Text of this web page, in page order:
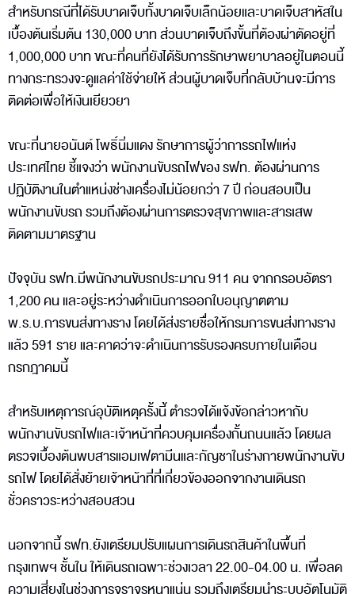
สำหรับกรณีที่ได้รับบาดเจ็บทั้งบาดเจ็บเล็กน้อยและบาดเจ็บสาหัสใน
เบื้องต้นเริ่มต้น 130,000 บาท ส่วนบาดเจ็บถึงขั้นที่ต้องผ่าตัดอยู่ที่
1,000,000 บาท ขณะที่คนที่ยังได้รับการรักษาพยาบาลอยู่ในตอนนี้
ทางกระทรวงจะดูแลค่าใช้จ่ายให้ ส่วนผู้บาดเจ็บที่กลับบ้านจะมีการ
ติดต่อเพื่อให้เงินเยียวยา
ขณะที่นายอนันต์ โพธิ์นิ่มแดง รักษาการผู้ว่าการรถไฟแห่ง
ประเทศไทย ชี้แจงว่า พนักงานขับรถไฟของ รฟท. ต้องผ่านการ
ปฏิบัติงานในตำแหน่งช่างเครื่องไม่น้อยกว่า 7 ปี ก่อนสอบเป็น
พนักงานขับรถ รวมถึงต้องผ่านการตรวจสุขภาพและสารเสพ
ติดตามมาตรฐาน
ปัจจุบัน รฟท.มีพนักงานขับรถประมาณ 911 คน จากกรอบอัตรา
1,200 คน และอยู่ระหว่างดำเนินการออกใบอนุญาตตาม
พ.ร.บ.การขนส่งทางราง โดยได้ส่งรายชื่อให้กรมการขนส่งทางราง
แล้ว 591 ราย และคาดว่าจะดำเนินการรับรองครบภายในเดือน
กรกฎาคมนี้
สำหรับเหตุการณ์อุบัติเหตุครั้งนี้ ตำรวจได้แจ้งข้อกล่าวหากับ
พนักงานขับรถไฟและเจ้าหน้าที่ควบคุมเครื่องกั้นถนนแล้ว โดยผล
ตรวจเบื้องต้นพบสารแอมเฟตามีนและกัญชาในร่างกายพนักงานขับ
รถไฟ โดยได้สั่งย้ายเจ้าหน้าที่ที่เกี่ยวข้องออกจากงานเดินรถ
ชั่วคราวระหว่างสอบสวน
นอกจากนี้ รฟท.ยังเตรียมปรับแผนการเดินรถสินค้าในพื้นที่
กรุงเทพฯ ชั้นใน ให้เดินรถเฉพาะช่วงเวลา 22.00-04.00 น. เพื่อลด
ความเสี่ยงในช่วงการจราจรหนาแน่น รวมถึงเตรียมนำระบบอัตโนมัติ